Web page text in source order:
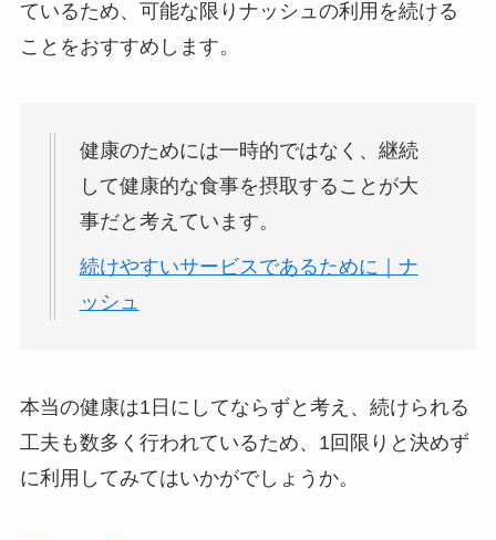
ているため、可能な限りナッシュの利用を続ける
ことをおすすめします。
健康のためには一時的ではなく、継続
して健康的な食事を摂取することが大
事だと考えています。
続けやすいサービスであるために｜ナ
ッシュ
本当の健康は1日にしてならずと考え、続けられる
工夫も数多く行われているため、1回限りと決めず
に利用してみてはいかがでしょうか。